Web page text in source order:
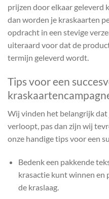
prijzen door elkaar geleverd
dan worden je kraskaarten
opdracht in een stevige
uiteraard voor dat de
termijn geleverd wordt.
Tips voor een
Wij vinden het belangrijk dat
verloopt, pas dan zijn wij
onze handige tips voor een
Bedenk een pakkende
krasactie kunt winnen en
de kraslaag.